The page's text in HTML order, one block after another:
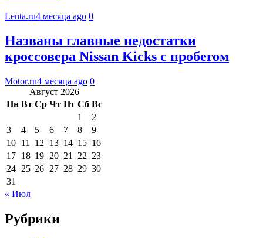
Lenta.ru4 месяца ago 0
Названы главные недостатки
кроссовера Nissan Kicks с пробегом
Motor.ru4 месяца ago 0
Август 2026
Пн Вт Ср Чт Пт Сб Вс
1
2
3
4 5 6 7 8
9
10 11 12 13 14 15 16
17 18 19 20 21 22 23
24 25 26 27 28 29 30
31
« Июл
Рубрики